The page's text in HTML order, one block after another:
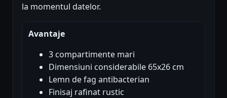
la momentul datelor.
Avantaje
3 compartimente mari
Dimensiuni considerabile 65x26 cm
Lemn de fag antibacterian
Finisaj rafinat rustic